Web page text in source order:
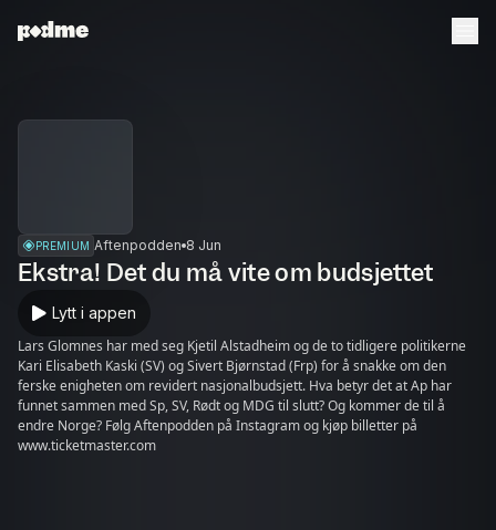
PREMIUM Aftenpodden 8 Jun
Ekstra! Det du må vite om budsjettet
Lytt i appen
Lars Glomnes har med seg Kjetil Alstadheim og de to tidligere politikerne
Kari Elisabeth Kaski (SV) og Sivert Bjørnstad (Frp) for å snakke om den
ferske enigheten om revidert nasjonalbudsjett. Hva betyr det at Ap har
funnet sammen med Sp, SV, Rødt og MDG til slutt? Og kommer de til å
endre Norge? Følg Aftenpodden på Instagram og kjøp billetter på
www.ticketmaster.com